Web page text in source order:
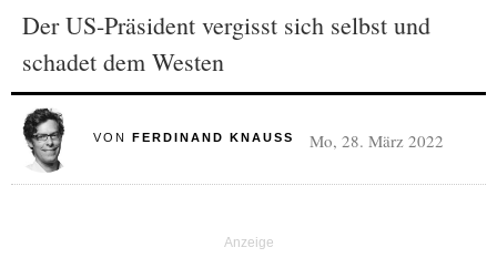
Der US-Präsident vergisst sich selbst und
schadet dem Westen
VON FERDINAND KNAUSS Mo, 28. März 2022